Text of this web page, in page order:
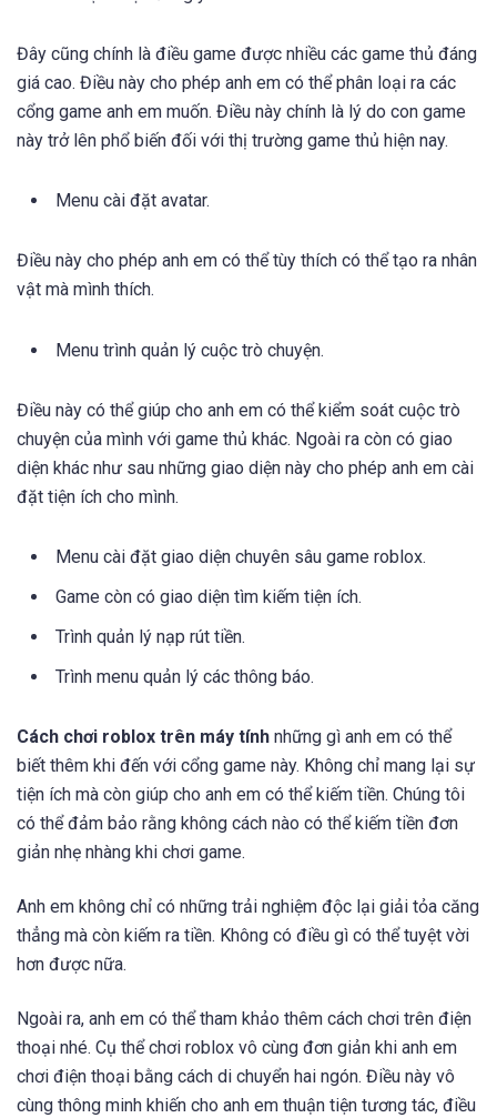
Đây cũng chính là điều game được nhiều các game thủ đáng
giá cao. Điều này cho phép anh em có thể phân loại ra các
cổng game anh em muốn. Điều này chính là lý do con game
này trở lên phổ biến đối với thị trường game thủ hiện nay.
Menu cài đặt avatar.
Điều này cho phép anh em có thể tùy thích có thể tạo ra nhân
vật mà mình thích.
Menu trình quản lý cuộc trò chuyện.
Điều này có thể giúp cho anh em có thể kiểm soát cuộc trò
chuyện của mình với game thủ khác. Ngoài ra còn có giao
diện khác như sau những giao diện này cho phép anh em cài
đặt tiện ích cho mình.
Menu cài đặt giao diện chuyên sâu game roblox.
Game còn có giao diện tìm kiếm tiện ích.
Trình quản lý nạp rút tiền.
Trình menu quản lý các thông báo.
Cách chơi roblox trên máy tính những gì anh em có thể
biết thêm khi đến với cổng game này. Không chỉ mang lại sự
tiện ích mà còn giúp cho anh em có thể kiếm tiền. Chúng tôi
có thể đảm bảo rằng không cách nào có thể kiếm tiền đơn
giản nhẹ nhàng khi chơi game.
Anh em không chỉ có những trải nghiệm độc lại giải tỏa căng
thẳng mà còn kiếm ra tiền. Không có điều gì có thể tuyệt vời
hơn được nữa.
Ngoài ra, anh em có thể tham khảo thêm cách chơi trên điện
thoại nhé. Cụ thể chơi roblox vô cùng đơn giản khi anh em
chơi điện thoại bằng cách di chuyển hai ngón. Điều này vô
cùng thông minh khiến cho anh em thuận tiện tương tác, điều